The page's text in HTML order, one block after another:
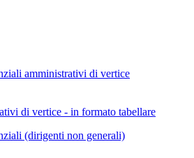
amministrativi di vertice
di vertice - in formato tabellare
(dirigenti non generali)